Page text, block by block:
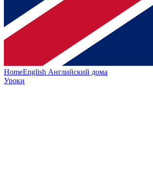
HomeEnglish Английский дома
Уроки